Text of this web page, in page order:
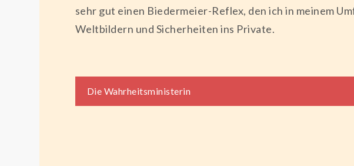
sehr gut einen Biedermeier-Reflex, den ich in meinem
Weltbildern und Sicherheiten ins Private.
Beitragsnavigation
Die Wahrheitsministerin